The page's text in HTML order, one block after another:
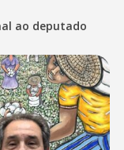
ao deputado